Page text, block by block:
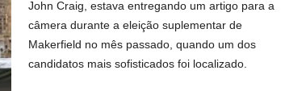
John Craig, estava entregando um artigo para a
câmera durante a eleição suplementar de
Makerfield no mês passado, quando um dos
candidatos mais sofisticados foi localizado.